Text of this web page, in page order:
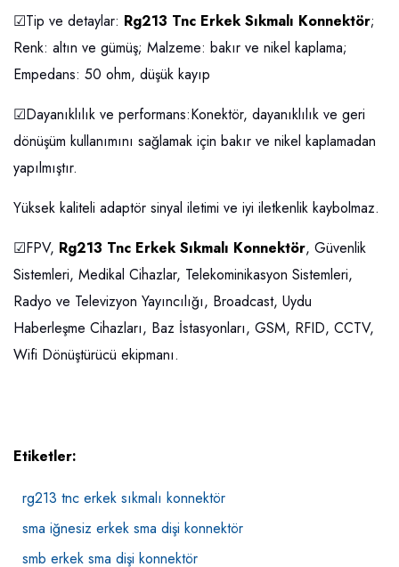
☑Tip ve detaylar: Rg213 Tnc Erkek Sıkmalı Konnektör;
Renk: altın ve gümüş; Malzeme: bakır ve nikel kaplama;
Empedans: 50 ohm, düşük kayıp
☑Dayanıklılık ve performans:Konektör, dayanıklılık ve geri
dönüşüm kullanımını sağlamak için bakır ve nikel kaplamadan
yapılmıştır.
Yüksek kaliteli adaptör sinyal iletimi ve iyi iletkenlik kaybolmaz.
☑FPV, Rg213 Tnc Erkek Sıkmalı Konnektör, Güvenlik
Sistemleri, Medikal Cihazlar, Telekominikasyon Sistemleri,
Radyo ve Televizyon Yayıncılığı, Broadcast, Uydu
Haberleşme Cihazları, Baz İstasyonları, GSM, RFID, CCTV,
Wifi Dönüştürücü ekipmanı.
Etiketler:
rg213 tnc erkek sıkmalı konnektör
sma iğnesiz erkek sma dişi konnektör
smb erkek sma dişi konnektör